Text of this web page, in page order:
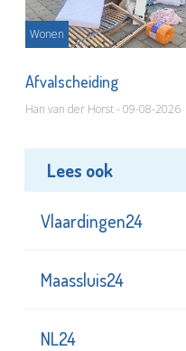
Wonen
Afvalscheiding
Han van der Horst - 09-08-2026
Lees ook
Vlaardingen24
Maassluis24
NL24